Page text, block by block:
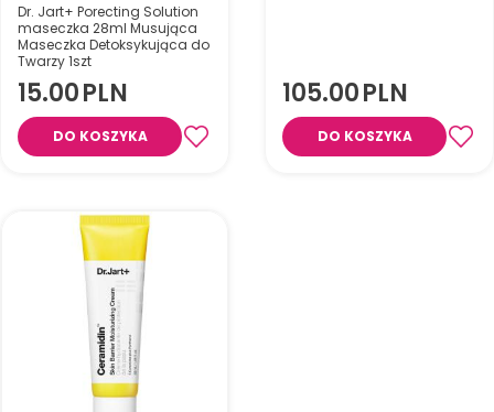
Dr. Jart+ Porecting Solution
maseczka 28ml Musująca
Maseczka Detoksykująca do
Twarzy 1szt
15.00PLN
DO KOSZYKA
105.00PLN
DO KOSZYKA